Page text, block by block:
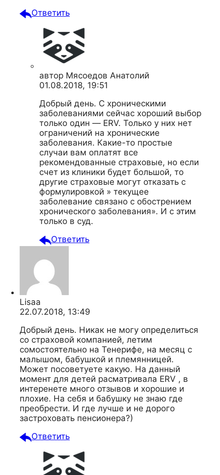
Ответить
автор Мясоедов Анатолий
01.08.2018, 19:51
Добрый день. С хроническими
заболеваниями сейчас хороший выбор
только один — ERV. Только у них нет
ограничений на хронические
заболевания. Какие-то простые
случаи вам оплатят все
рекомендованные страховые, но если
счет из клиники будет большой, то
другие страховые могут отказать с
формулировкой » текущее
заболевание связано с обострением
хронического заболевания». И с этим
только в суд.
Ответить
Lisaa
22.07.2018, 13:49
Добрый день. Никак не могу определиться
со страховой компанией, летим
сомостоятельно на Тенерифе, на месяц с
малышом, бабушкой и племянницей.
Может посоветуете какую. На данный
момент для детей расматривала ERV , в
интеренете много отзывов и хорошие и
плохие. На себя и бабушку не знаю где
преобрести. И где лучше и не дорого
застроховать пенсионера?)
Ответить